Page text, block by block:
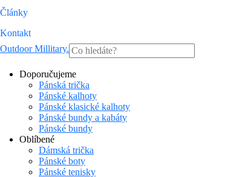
Články
Kontakt
Outdoor Millitary.
Doporučujeme
Pánská trička
Pánské kalhoty
Pánské klasické kalhoty
Pánské bundy a kabáty
Pánské bundy
Oblíbené
Dámská trička
Pánské boty
Pánské tenisky